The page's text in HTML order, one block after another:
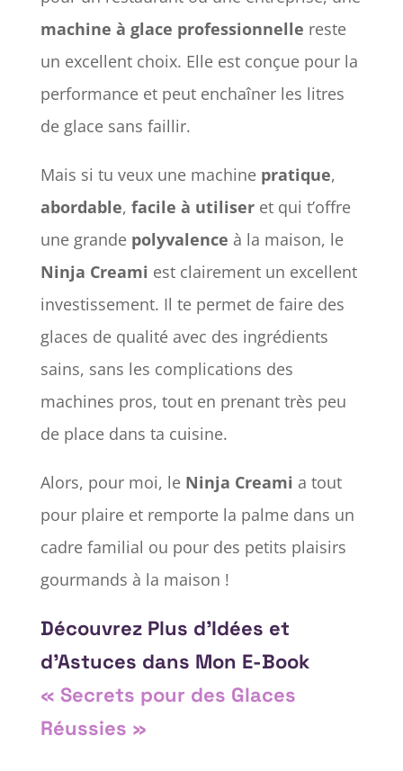
machine à glace professionnelle reste
un excellent choix. Elle est conçue pour la
performance et peut enchaîner les litres
de glace sans faillir.
Mais si tu veux une machine pratique,
abordable, facile à utiliseret qui t’offre
une grande polyvalence à la maison, le
Ninja Creami est clairement un excellent
investissement. Il te permet de faire des
glaces de qualité avec des ingrédients
sains, sans les complications des
machines pros, tout en prenant très peu
de place dans ta cuisine.
Alors, pour moi, le Ninja Creami a tout
pour plaire et remporte la palme dans un
cadre familial ou pour des petits plaisirs
gourmands à la maison !
Découvrez Plus d’Idées et
d’Astuces dans Mon E-Book
« Secrets pour des Glaces
Réussies »